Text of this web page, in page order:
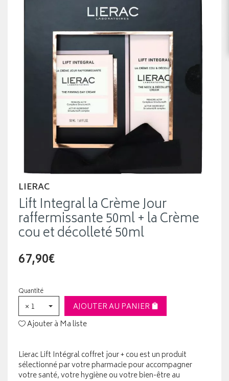
LIERAC
Lift Integral la Crème Jour
raffermissante 50ml + la Crème
cou et décolleté 50ml
67,90€
Quantité
× 1
AJOUTER AU PANIER
Ajouter à Ma liste
Lierac Lift Intégral coffret jour + cou est un produit
sélectionné par votre pharmacie pour accompagner
votre santé, votre hygiène ou votre bien-être au